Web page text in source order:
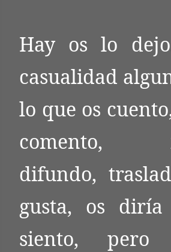
Hay os lo
casualidad
lo que os
comento,
difundo,
gusta, os
siento,